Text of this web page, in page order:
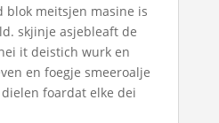
blok meitsjen masine is
skjinje asjebleaft de
it deistich wurk en
en foegje smeeroalje
foardat elke dei